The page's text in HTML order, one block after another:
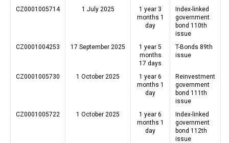
CZ0001005714
1 July 2025
1 year 3
months 1
day
Index-linked
government
bond 110th
issue
CZ0001004253
17 September 2025
1 year 5
months
17 days
T-Bonds 89th
issue
CZ0001005730 1 October 2025
1 year 6
months 1
day
Reinvestment
government
bond 111th
issue
CZ0001005722
1 October 2025
1 year 6
months 1
day
Index-linked
government
bond 112th
issue